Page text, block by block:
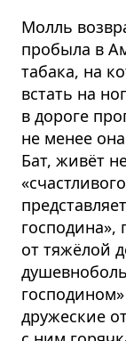
Молль
пробыла в
табака, на
встать на
в дороге
не менее
Бат, живёт
от тяжёлой
дружеские